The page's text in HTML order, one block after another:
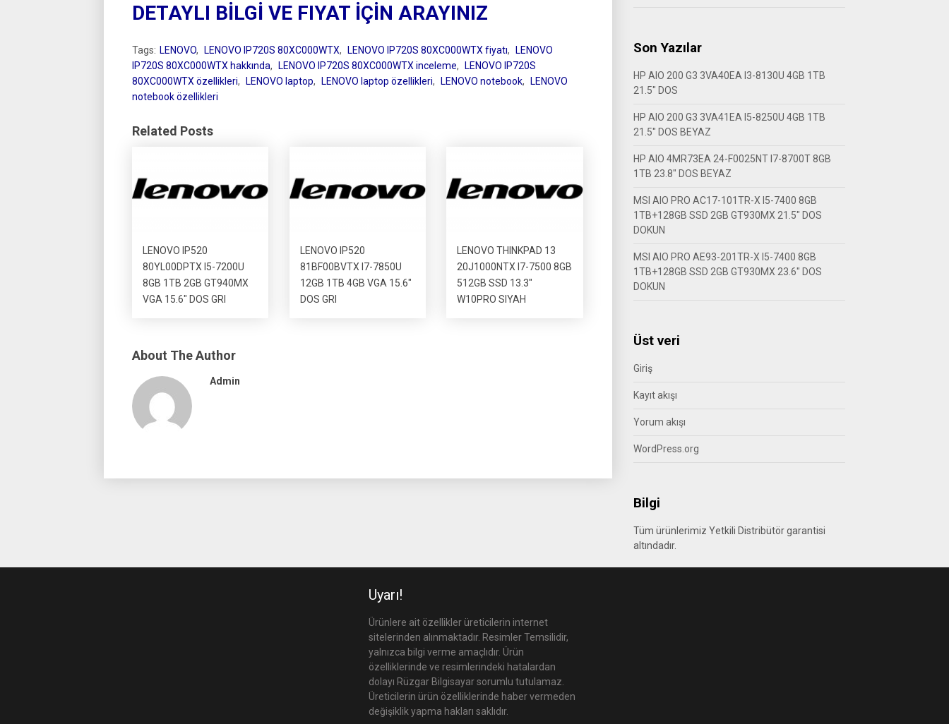
DETAYLI BİLGİ VE FIYAT İÇİN ARAYINIZ
Tags: LENOVO, LENOVO IP720S 80XC000WTX, LENOVO IP720S 80XC000WTX fiyatı,
LENOVO
IP720S 80XC000WTX hakkında, LENOVO IP720S 80XC000WTX inceleme,
LENOVO IP720S
80XC000WTX özellikleri, LENOVO laptop, LENOVO laptop özellikleri, LENOVO notebook,
LENOVO
notebook özellikleri
Related Posts
LENOVO IP520
80YL00DPTX I5-7200U
8GB 1TB 2GB GT940MX
VGA 15.6″ DOS GRI
LENOVO IP520
81BF00BVTX I7-7850U
12GB 1TB 4GB VGA 15.6″
DOS GRI
LENOVO THINKPAD 13
20J1000NTX I7-7500 8GB
512GB SSD 13.3″
W10PRO SIYAH
About The Author
Admin
Son Yazılar
HP AIO 200 G3 3VA40EA I3-8130U 4GB 1TB
21.5″ DOS
HP AIO 200 G3 3VA41EA I5-8250U 4GB 1TB
21.5″ DOS BEYAZ
HP AIO 4MR73EA 24-F0025NT I7-8700T 8GB
1TB 23.8″ DOS BEYAZ
MSI AIO PRO AC17-101TR-X I5-7400 8GB
1TB+128GB SSD 2GB GT930MX 21.5″ DOS
DOKUN
MSI AIO PRO AE93-201TR-X I5-7400 8GB
1TB+128GB SSD 2GB GT930MX 23.6″ DOS
DOKUN
Üst veri
Giriş
Kayıt akışı
Yorum akışı
WordPress.org
Bilgi
Tüm ürünlerimiz Yetkili Distribütör garantisi
altındadır.
Uyarı!
Ürünlere ait özellikler üreticilerin internet
sitelerinden alınmaktadır. Resimler Temsilidir,
yalnızca bilgi verme amaçlıdır. Ürün
özelliklerinde ve resimlerindeki hatalardan
dolayı Rüzgar Bilgisayar sorumlu tutulamaz.
Üreticilerin ürün özelliklerinde haber vermeden
değişiklik yapma hakları saklıdır.